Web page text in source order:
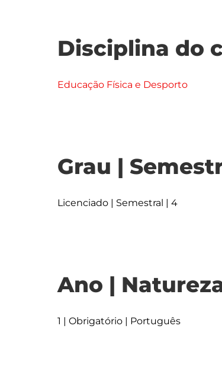
Disciplina do
Educação Física e Desporto
Grau |
Licenciado | Semestral | 4
Ano |
1 | Obrigatório | Português